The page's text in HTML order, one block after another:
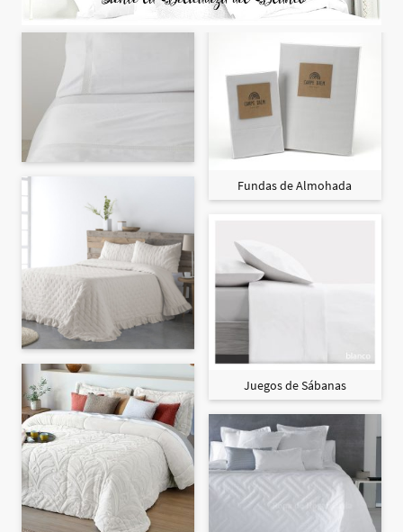
Fundas de Almohada
Juegos de Sábanas